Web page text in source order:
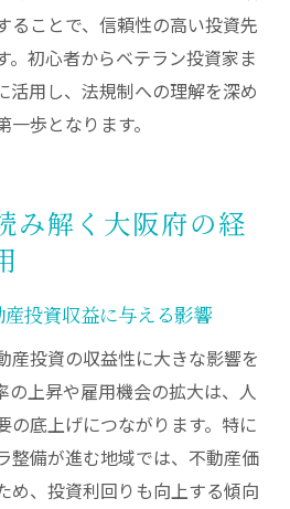
ることで、信頼性の高い投資先
。初心者からベテラン投資家ま
活用し、法規制への理解を深め
歩となります。
み解く大阪府の経
投資収益に与える影響
産投資の収益性に大きな影響を
の上昇や雇用機会の拡大は、人
の底上げにつながります。特に
整備が進む地域では、不動産価
め、投資利回りも向上する傾向